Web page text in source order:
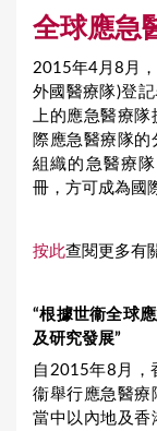
全球應急
2015年4月8月
外國醫療隊)登
上的應急醫療隊
際應急醫療隊
組織的急醫療
冊，方可成為國
按此查閱更多有
“根據世衞全球
及研究發展”
自2015年8月，
衞舉行應急醫療
當中以內地及香